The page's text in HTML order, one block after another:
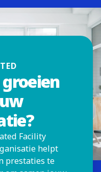
Facility
helpt
prestaties te